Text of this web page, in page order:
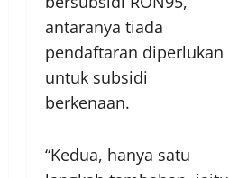
antaranya tiada
pendaftaran diperlukan
untuk subsidi
berkenaan.
“Kedua, hanya satu